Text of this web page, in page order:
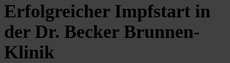
Erfolgreicher Impfstart in
der Dr. Becker Brunnen-
Klinik